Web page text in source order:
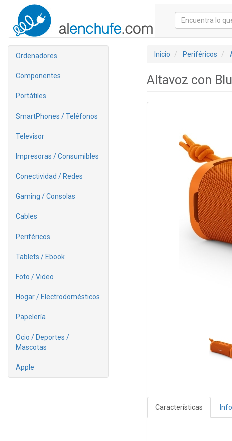
Ordenadores
Componentes
Portátiles
SmartPhones / Teléfonos
Televisor
Impresoras / Consumibles
Conectividad / Redes
Gaming / Consolas
Cables
Periféricos
Tablets / Ebook
Foto / Video
Hogar / Electrodomésticos
Papelería
Ocio / Deportes /
Mascotas
Apple
Inicio Periféricos
Altavoz con
Características